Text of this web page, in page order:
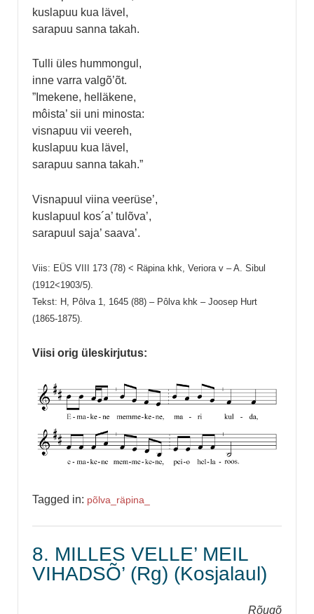
kuslapuu kua lävel,
sarapuu sanna takah.
Tulli üles hummongul,
inne varra valgõ’õt.
”Imekene, helläkene,
môista’ sii uni minosta:
visnapuu vii veereh,
kuslapuu kua lävel,
sarapuu sanna takah.”
Visnapuul viina veerüse’,
kuslapuul kos´a’ tulõva’,
sarapuul saja’ saava’.
Viis: EÜS VIII 173 (78) < Räpina khk, Veriora v – A. Sibul
(1912<1903/5).
Tekst: H, Pôlva 1, 1645 (88) – Pôlva khk – Joosep Hurt
(1865-1875).
Viisi orig üleskirjutus:
Tagged in: põlva_ räpina_
8. MILLES VELLE’ MEIL
VIHADSÕ’ (Rg) (Kosjalaul)
Rõugõ